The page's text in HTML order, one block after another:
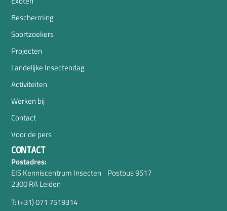
Bescherming
Soortzoekers
Projecten
Landelijke Insectendag
Activiteiten
Werken bij
Contact
Voor de pers
CONTACT
Postadres:
EIS Kenniscentrum Insecten Postbus 9517
2300 RA Leiden
T: (+31) 071 7519314